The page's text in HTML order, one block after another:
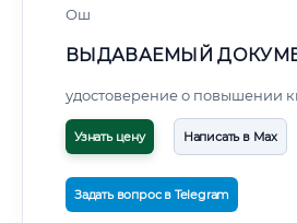
Ош
ВЫДАВАЕМЫЙ
удостоверение о повышении
Узнать цену Написать в Max
Задать вопрос в Telegram